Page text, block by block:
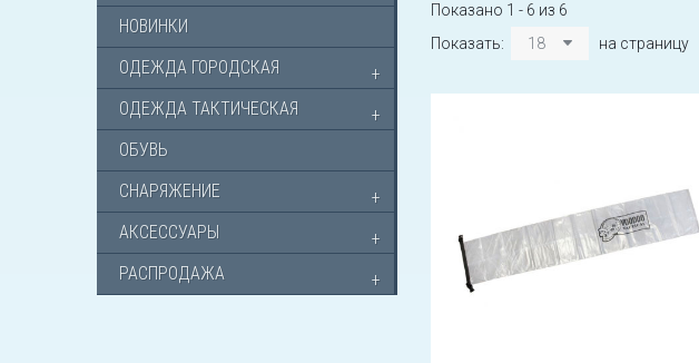
Показано 1 - 6 из 6
Показать:
18 на страницу
НОВИНКИ
ОДЕЖДА ГОРОДСКАЯ
ОДЕЖДА ТАКТИЧЕСКАЯ
ОБУВЬ
СНАРЯЖЕНИЕ
АКСЕССУАРЫ
РАСПРОДАЖА